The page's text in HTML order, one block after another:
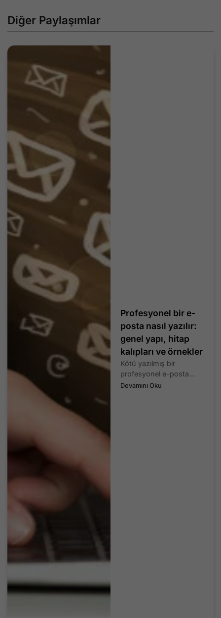
Diğer Paylaşımlar
Profesyonel bir e-
posta nasıl yazılır:
genel yapı, hitap
kalıpları ve örnekler
Kötü yazılmış bir
profesyonel e-posta...
Devamını Oku